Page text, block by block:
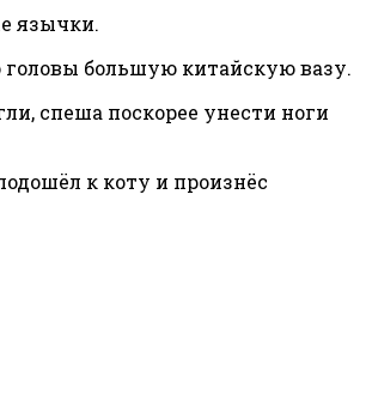
язычки.
головы большую китайскую вазу.
спеша поскорее унести ноги
к коту и произнёс